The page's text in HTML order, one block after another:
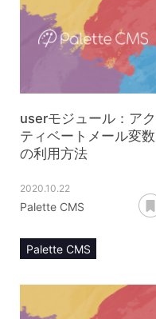
userモジュール：アク
ティベートメール変数
の利用方法
2020.10.22
Palette CMS
Palette CMS
自動配信メール管理